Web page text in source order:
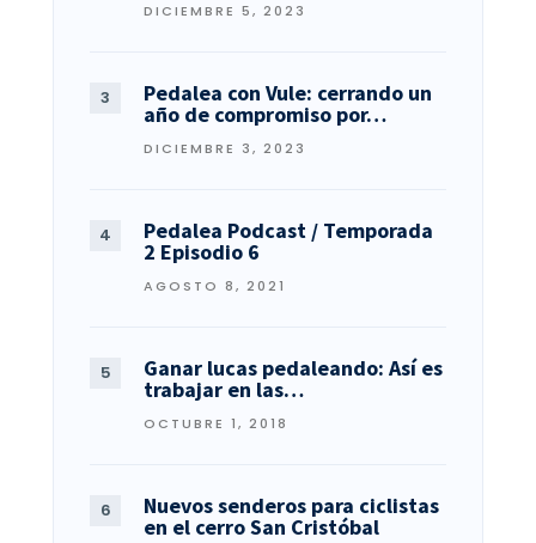
DICIEMBRE 5, 2023
Pedalea con Vule: cerrando un
año de compromiso por…
DICIEMBRE 3, 2023
Pedalea Podcast / Temporada
2 Episodio 6
AGOSTO 8, 2021
Ganar lucas pedaleando: Así es
trabajar en las…
OCTUBRE 1, 2018
Nuevos senderos para ciclistas
en el cerro San Cristóbal